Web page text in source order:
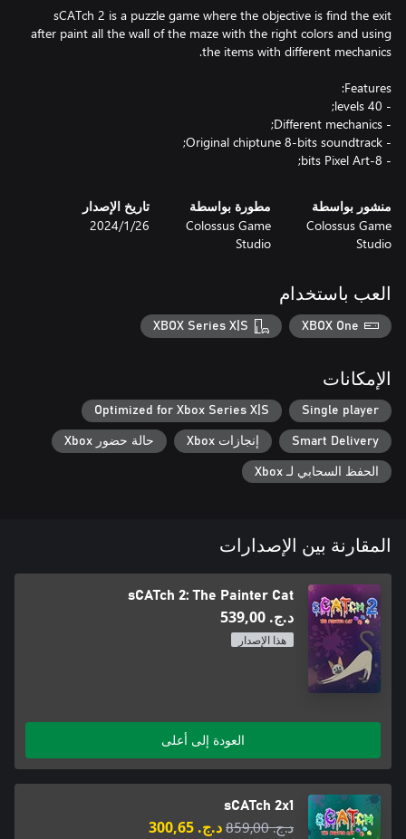
sCATch 2 is a puzzle game where the objective is find the exit
after paint all the wall of the maze with the right colors and using
- 8-bits Pixel Art;
منشور بواسطة
Colossus Game
Studio
مطورة بواسطة
Colossus Game
Studio
تاريخ الإصدار
26‏/1‏/2024
العب باستخدام
XBOX One
XBOX Series X|S
الإمكانات
Single player
Optimized for Xbox Series X|S
Smart Delivery إنجازات Xbox حالة حضور Xbox
الحفظ السحابي لـ Xbox
المقارنة بين الإصدارات
sCATch 2: The Painter Cat
د.ج.‏ 539,00
هذا الإصدار
العودة إلى أعلى
sCATch 2x1
د.ج.‏ 859,00 د.ج.‏ 300,65